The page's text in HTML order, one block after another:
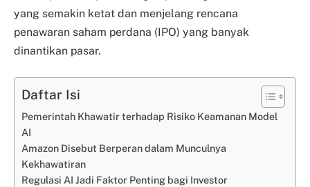
yang semakin ketat dan menjelang rencana
penawaran saham perdana (IPO) yang banyak
dinantikan pasar.
Daftar Isi
Pemerintah Khawatir terhadap Risiko Keamanan Model
AI
Amazon Disebut Berperan dalam Munculnya
Kekhawatiran
Regulasi AI Jadi Faktor Penting bagi Investor